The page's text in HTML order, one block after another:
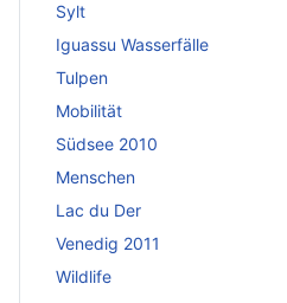
Sylt
Iguassu Wasserfälle
Tulpen
Mobilität
Südsee 2010
Menschen
Lac du Der
Venedig 2011
Wildlife